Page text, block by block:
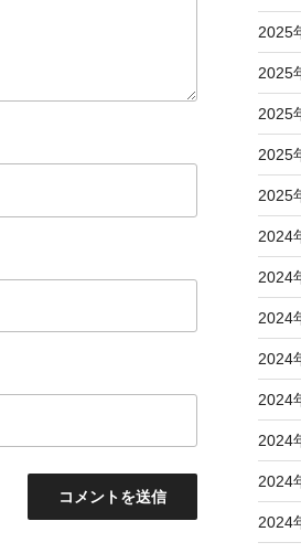
2025
2025
2025
2025
2025
2024
2024
2024
2024
2024
2024
2024
2024